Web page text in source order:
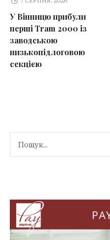
У Вінницю прибули
перші Tram 2000 із
заводською
низькопідлоговою
секцією